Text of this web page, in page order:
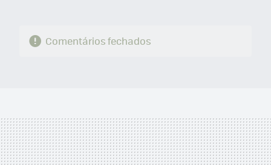
Comentários fechados